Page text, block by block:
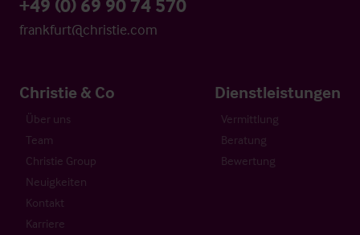
+49 (0) 69 90 74 570
frankfurt@christie.com
Christie & Co
Über uns
Team
Christie Group
Neuigkeiten
Kontakt
Karriere
Dienstleistungen
Vermittlung
Beratung
Bewertung